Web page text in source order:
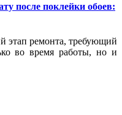
после поклейки обоев:
этап ремонта, требующий
во время работы, но и